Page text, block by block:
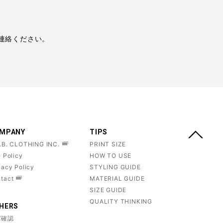
ください。
CLOTHING INC.
Policy
Policy
TIPS
PRINT SIZE
HOW TO USE
STYLING GUIDE
MATERIAL GUIDE
SIZE GUIDE
QUALITY THINKING
認